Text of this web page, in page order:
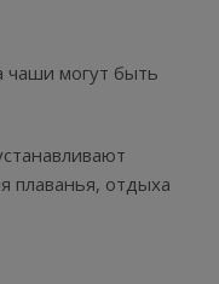
чаши могут быть
плаванья, отдыха